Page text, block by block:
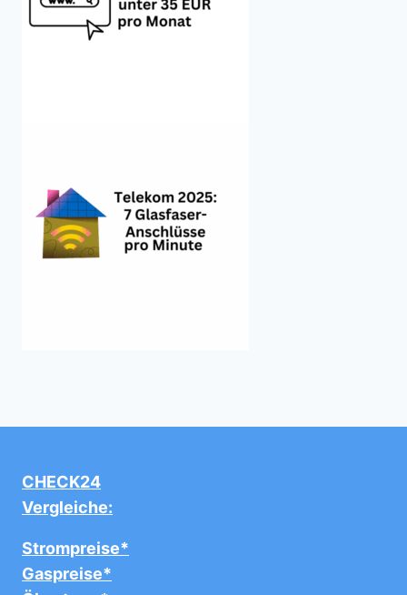
CHECK24
Vergleiche:
Strompreise*
Gaspreise*